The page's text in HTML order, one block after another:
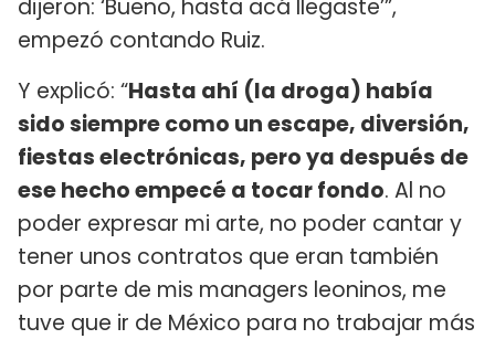
dijeron: ‘Bueno, hasta acá llegaste’”,
empezó contando Ruiz.
Y explicó: “Hasta ahí (la droga) había
sido siempre como un escape, diversión,
fiestas electrónicas, pero ya después de
ese hecho empecé a tocar fondo. Al no
poder expresar mi arte, no poder cantar y
tener unos contratos que eran también
por parte de mis managers leoninos, me
tuve que ir de México para no trabajar más